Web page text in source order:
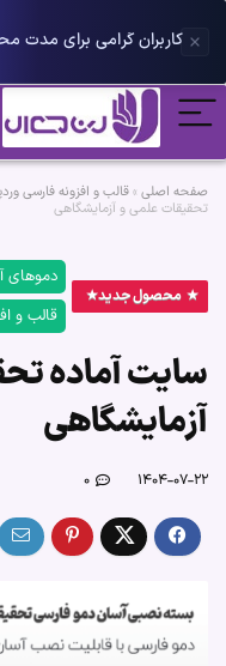
صفحه اصلی »قالب و افزونه فارسی
تحقیقات علمی و آزمایشگاهی
محصول جدید
دموهای
قالب و
سایت آماده
آزمایشگاهی
۱۴۰۴-۰۷-۲۲ ۰